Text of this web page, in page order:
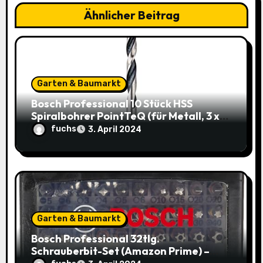
t
n
Ähnlicher Beitrag
Garten & Baumarkt
Bosch Professional 10 Stück HSS
Spiralbohrer PointTeQ (für Metall, 3 x
33 x 61 mm) – Top Deal: 3,49€ statt
8,48€
fuchs 3. April 2024
Garten & Baumarkt
Bosch Professional 32tlg.
Schrauberbit-Set (Amazon Prime) –